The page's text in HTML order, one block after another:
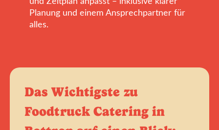
Planung und einem Ansprechpartner für
alles.
Das Wichtigste zu
Foodtruck Catering in